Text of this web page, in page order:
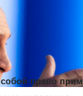
собой право